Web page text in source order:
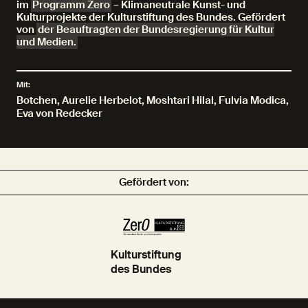
im Programm Zero – Klimaneutrale Kunst- und
Kulturprojekte der Kulturstiftung des Bundes. Gefördert
von der Beauftragten der Bundesregierung für Kultur
und Medien.
Mit:
Botchen, Aurelie Herbelot, Moshtari Hilal, Fulvia Modica,
Eva von Redecker
Gefördert von:
Kulturstiftung
des Bundes